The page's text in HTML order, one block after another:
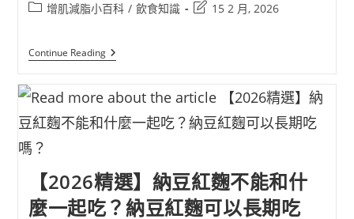
增肌減脂小百科 / 飲食知識 15 2 月, 2026
Continue Reading
【2026精選】納豆紅麴不能和什
麼一起吃？納豆紅麴可以長期吃